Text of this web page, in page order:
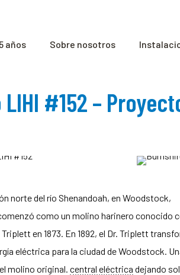
años Sobre nosotros
#152 –
norte del río Shenandoah, en Woodstock,
como un molino harinero conocido
en 1873. En 1892, el Dr. Triplett
eléctrica para la ciudad de Woodstock.
molino original. central eléctrica dejando